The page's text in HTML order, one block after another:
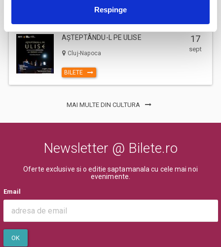
Respinge
AȘTEPTÂNDU-L PE ULISE
Cluj-Napoca
BILETE
17
sept
MAI MULTE DIN CULTURA
Newsletter @ Bilete.ro
Oferte exclusive si o editie saptamanala cu cele mai noi
evenimente.
Email
OK